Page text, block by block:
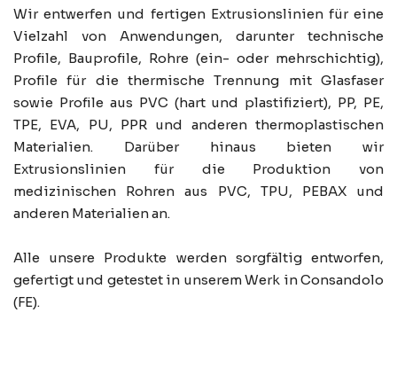
Wir entwerfen und fertigen Extrusionslinien für eine
Vielzahl von Anwendungen, darunter technische
Profile, Bauprofile, Rohre (ein- oder mehrschichtig),
Profile für die thermische Trennung mit Glasfaser
sowie Profile aus PVC (hart und plastifiziert), PP, PE,
TPE, EVA, PU, PPR und anderen thermoplastischen
Materialien. Darüber hinaus bieten wir
Extrusionslinien für die Produktion von
medizinischen Rohren aus PVC, TPU, PEBAX und
anderen Materialien an.
Alle unsere Produkte werden sorgfältig entworfen,
gefertigt und getestet in unserem Werk in Consandolo
(FE).